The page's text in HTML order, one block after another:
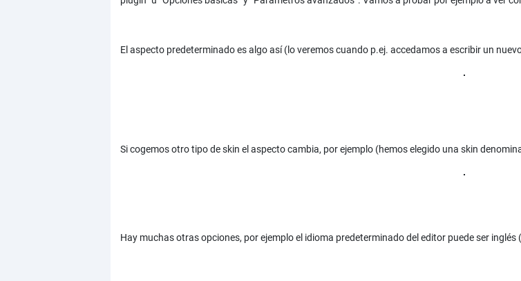
El aspecto predeterminado es algo así (lo veremos cuando p.ej. accedamos a escribir un
Si cogemos otro tipo de skin el aspecto cambia, por ejemplo (hemos elegido una skin
Hay muchas otras opciones, por ejemplo el idioma predeterminado del editor puede ser inglés